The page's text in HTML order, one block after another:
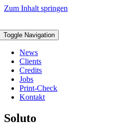
Zum Inhalt springen
Toggle Navigation
News
Clients
Credits
Jobs
Print-Check
Kontakt
Soluto